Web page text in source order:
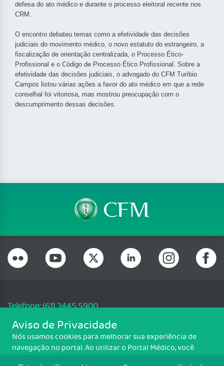
defesa do ato médico e durante o processo eleitoral recente nos
CRM.
O encontro debateu temas como a efetividade das decisões
judiciais do movimento médico, o novo estatuto do estrangeiro, a
fiscalização de orientação centralizada, o Processo Ético-
Profissional e o Código de Processo Ético Profissional. Sobre a
efetividade das decisões judiciais, o advogado do CFM Turíbio
Campos listou várias ações a favor do ato médico em que a rede
conselhal foi vitoriosa, mas mostrou preocupação com o
descumprimento dessas decisões.
Telefone: (61) 3445 5900
Email: cfm@portalmedico.org.br
SGAS 616, Conjunto D, Lote 115, L2 Sul, Brasília/DF - CEP: 70200-760 -
CNPJ: 33.583.550/0001-30
Aviso de Privacidade
Nós usamos cookies para melhorar sua experiência de
navegação no portal. Ao utilizar o Portal Médico, você